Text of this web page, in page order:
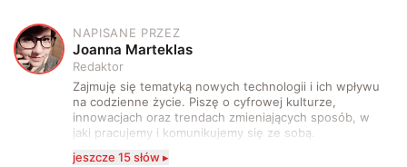
J
NAPISANE PRZEZ
Joanna Marteklas
Redaktor
Zajmuję się tematyką nowych technologii i ich wpływu
na codzienne życie. Piszę o cyfrowej kulturze,
innowacjach oraz trendach zmieniających sposób, w
jaki pracujemy i komunikujemy się ze sobą.
technologii a współczesną popkulturą. W wolnych
jeszcze 15 słów ▸